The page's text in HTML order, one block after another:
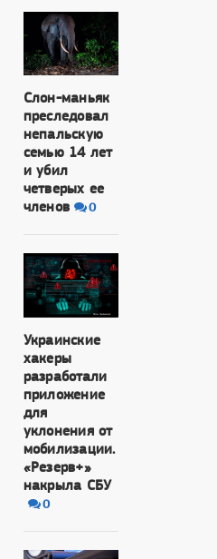
Слон-маньяк
преследовал
непальскую
семью 14 лет
и убил
четверых ее
членов
0
Украинские
хакеры
разработали
приложение
для
уклонения от
мобилизации.
«Резерв+»
накрыла СБУ
0